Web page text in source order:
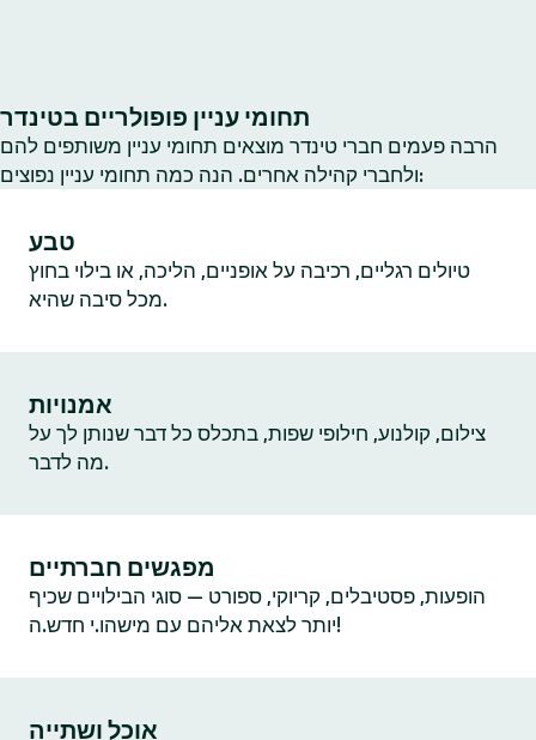
תחומי עניין פופולריים בטינדר
הרבה פעמים חברי טינדר מוצאים תחומי עניין משותפים להם
ולחברי קהילה אחרים. הנה כמה תחומי עניין נפוצים:
טבע
טיולים רגליים, רכיבה על אופניים, הליכה, או בילוי בחוץ
מכל סיבה שהיא.
אמנויות
צילום, קולנוע, חילופי שפות, בתכלס כל דבר שנותן לך על
מה לדבר.
מפגשים חברתיים
הופעות, פסטיבלים, קריוקי, ספורט — סוגי הבילויים שכיף
יותר לצאת אליהם עם מישהו.י חדש.ה!
אוכל ושתייה